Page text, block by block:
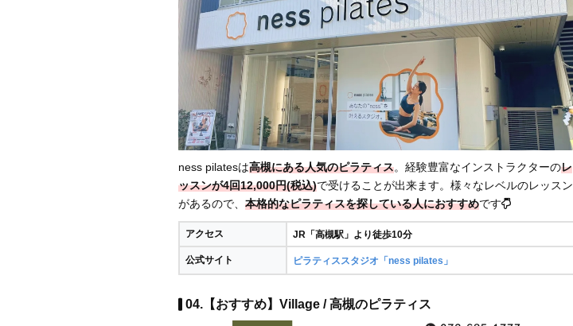
ness pilatesは高槻にある人気のピラティス。経験豊富なインストラクターのレ
ッスンが4回12,000円(税込)で受けることが出来ます。様々なレベルのレッスン
があるので、 本格的なピラティスを探している人におすすめです
アクセス JR「高槻駅」より徒歩10分
公式サイト ピラティススタジオ「ness pilates」
04.【おすすめ】Village / 高槻のピラティス